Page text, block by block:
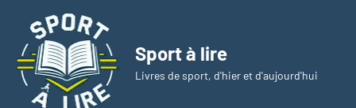
contenu
Sport à lire
Livres de sport, d'hier et d'aujourd'hui